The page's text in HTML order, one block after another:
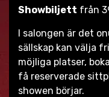
Showbiljett från
I salongen är det
sällskap kan välja
möjliga platser,
få reserverade
showen börjar.